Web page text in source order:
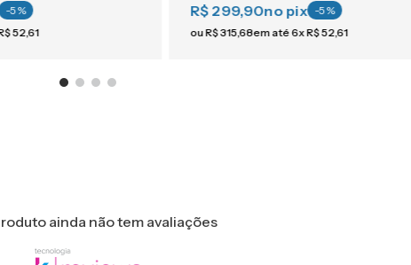
-5%
52,61
R$ 299,90no pix -5%
ouR$315,68em até6xR$52,61
ainda não tem avaliações